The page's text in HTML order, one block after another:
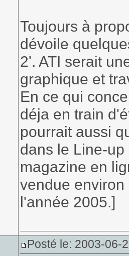
Toujours à
dévoile
2'. ATI serait
graphique et
En ce qui
déja en train
pourrait aussi
dans le Line-
magazine en
vendue
l'année 2005.]
Posté le: 2003-06-